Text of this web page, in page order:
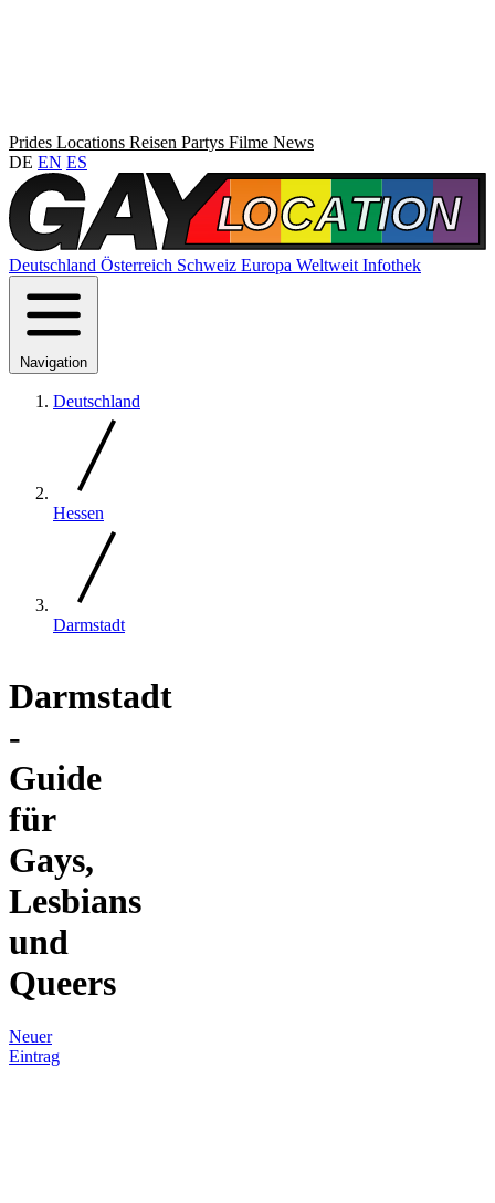
Prides Locations Reisen Partys Filme News
DE EN ES
Deutschland Österreich Schweiz Europa Weltweit Infothek
Navigation
Deutschland
Hessen
Darmstadt
Darmstadt
-
Guide
für
Gays,
Lesbians
und
Queers
Neuer
Eintrag